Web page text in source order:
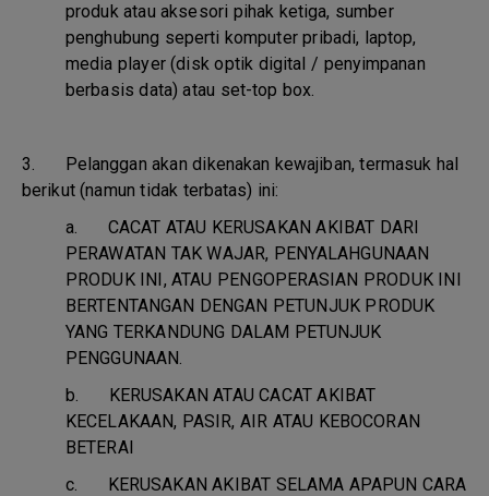
produk atau aksesori pihak ketiga, sumber
penghubung seperti komputer pribadi, laptop,
media player (disk optik digital / penyimpanan
berbasis data) atau set-top box.
3. Pelanggan akan dikenakan kewajiban, termasuk hal
berikut (namun tidak terbatas) ini:
a. CACAT ATAU KERUSAKAN AKIBAT DARI
PERAWATAN TAK WAJAR, PENYALAHGUNAAN
PRODUK INI, ATAU PENGOPERASIAN PRODUK INI
BERTENTANGAN DENGAN PETUNJUK PRODUK
YANG TERKANDUNG DALAM PETUNJUK
PENGGUNAAN.
b. KERUSAKAN ATAU CACAT AKIBAT
KECELAKAAN, PASIR, AIR ATAU KEBOCORAN
BETERAI
c. KERUSAKAN AKIBAT SELAMA APAPUN CARA